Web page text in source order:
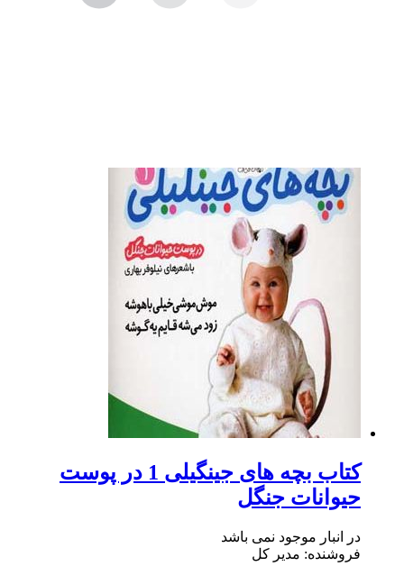
کتاب بچه های جینگیلی 1 در پوست
حیوانات جنگل
در انبار موجود نمی باشد
فروشنده: مدیر کل